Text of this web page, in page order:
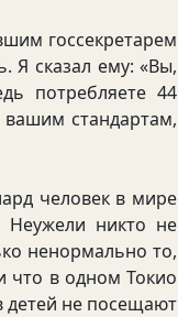
госсекретарем
сказал ему: «Вы,
потребляете 44
стандартам,
человек в мире
Неужели никто не
ненормально то,
в одном Токио
детей не посещают